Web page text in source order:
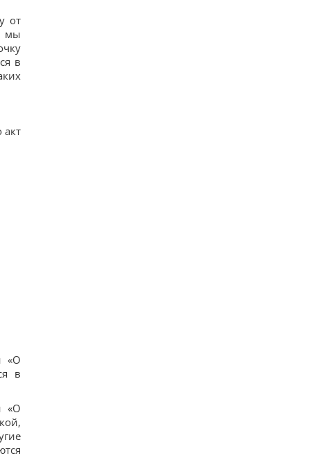
от
мы
в
«О
в
«О